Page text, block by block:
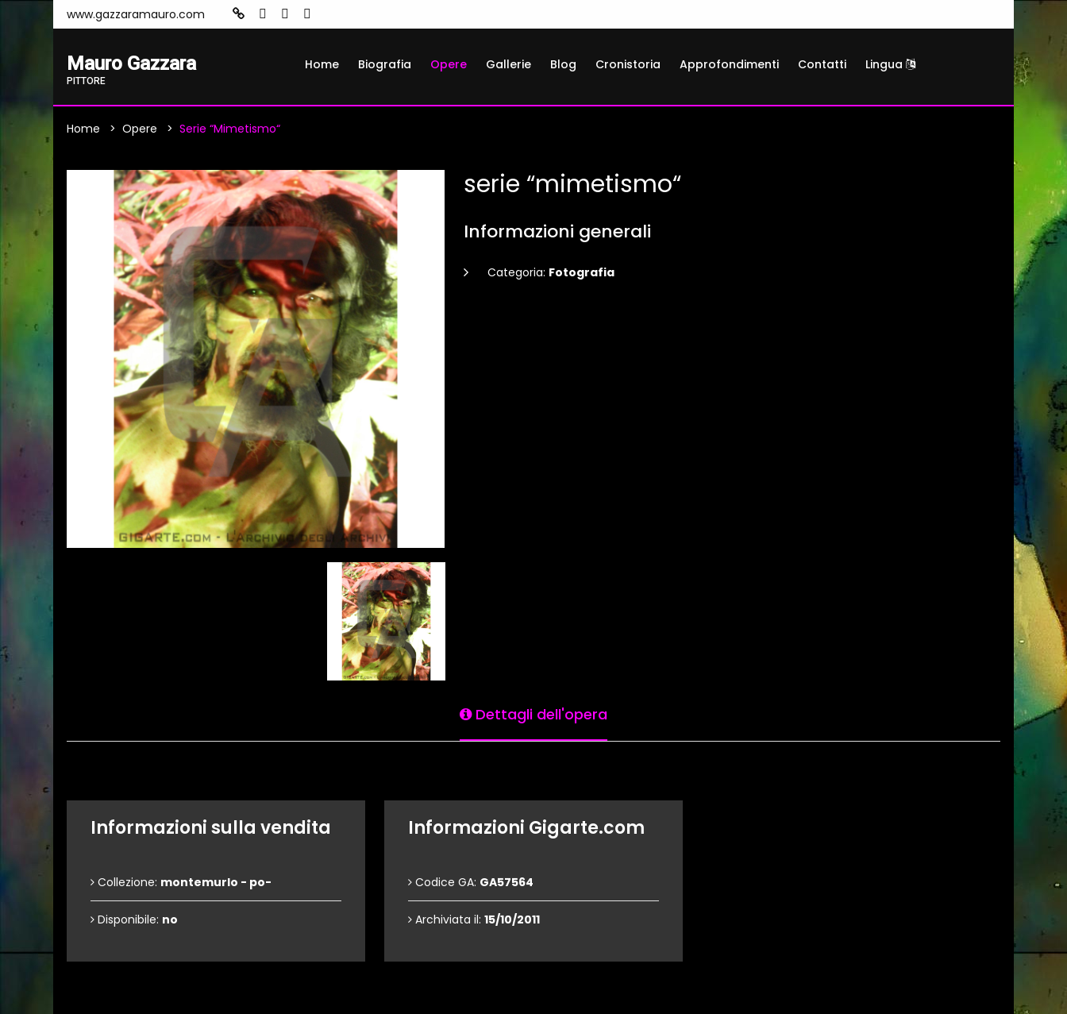
www.gazzaramauro.com
Mauro Gazzara
PITTORE
Home Biografia Opere Gallerie Blog Cronistoria Approfondimenti Contatti Lingua
Home Opere Serie “mimetismo“
serie “mimetismo“
Informazioni generali
Categoria: Fotografia
Dettagli dell'opera
Informazioni sulla vendita
Collezione: montemurlo - po-
Disponibile: no
Informazioni Gigarte.com
Codice GA: GA57564
Archiviata il: 15/10/2011